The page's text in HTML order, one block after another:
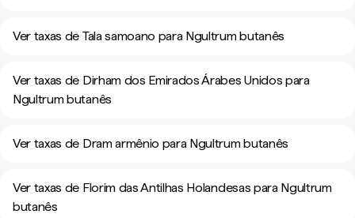
Ver taxas de Tala samoano para Ngultrum butanês
Ver taxas de Dirham dos Emirados Árabes Unidos para
Ngultrum butanês
Ver taxas de Dram armênio para Ngultrum butanês
Ver taxas de Florim das Antilhas Holandesas para Ngultrum
butanês